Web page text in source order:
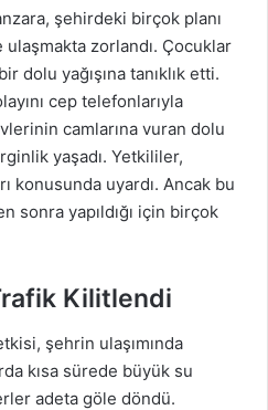
şehirdeki birçok planı
zorlandı. Çocuklar
dolu yağışına tanıklık etti.
cep telefonlarıyla
camlarına vuran dolu
yaşadı. Yetkililer,
konusunda uyardı. Ancak bu
sonra yapıldığı için birçok
Kilitlendi
şehrin ulaşımında
kısa sürede büyük su
adeta göle döndü.